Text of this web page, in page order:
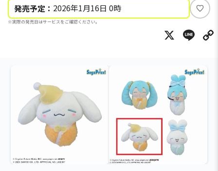
発売予定： 2026年1月16日 0時
※実際の発売日はサービスをご確認ください。
い
ね
X